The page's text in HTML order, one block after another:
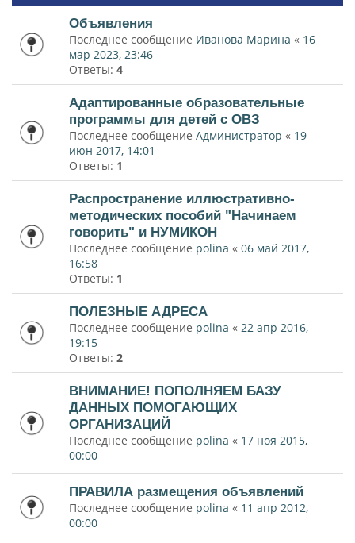
Объявления
Последнее сообщение Иванова Марина « 16
мар 2023, 23:46
Ответы: 4
Адаптированные образовательные
программы для детей с ОВЗ
Последнее сообщение Администратор « 19
июн 2017, 14:01
Ответы: 1
Распространение иллюстративно-
методических пособий "Начинаем
говорить" и НУМИКОН
Последнее сообщение polina « 06 май 2017,
16:58
Ответы: 1
ПОЛЕЗНЫЕ АДРЕСА
Последнее сообщение polina « 22 апр 2016,
19:15
Ответы: 2
ВНИМАНИЕ! ПОПОЛНЯЕМ БАЗУ
ДАННЫХ ПОМОГАЮЩИХ
ОРГАНИЗАЦИЙ
Последнее сообщение polina « 17 ноя 2015,
00:00
ПРАВИЛА размещения объявлений
Последнее сообщение polina « 11 апр 2012,
00:00